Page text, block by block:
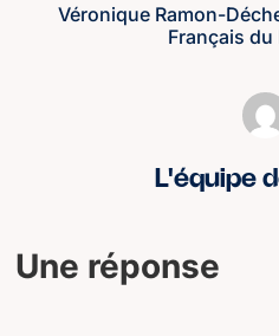
Véronique Ramon-
Français
L'équipe
Une réponse